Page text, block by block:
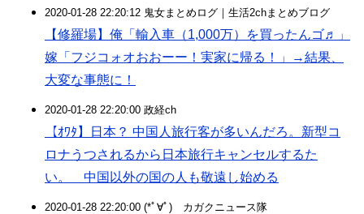
2020-01-28 22:20:12 鬼女まとめログ｜生活2chまとめブログ
【修羅場】俺「輸入車（1,000万）を買ったんゴ♬」
嫁「フジコォオおおーー！実家に帰る！」→結果、
大変な事態に！
2020-01-28 22:20:00 政経ch
【ｵﾜﾀ】日本？ 中国人旅行客が多いんだろ。新型コ
ロナうつされるから日本旅行キャンセルするた
い。 中国以外の国の人も敬遠し始める
2020-01-28 22:20:00 (*ﾟ∀ﾟ)ゞカガクニュース隊